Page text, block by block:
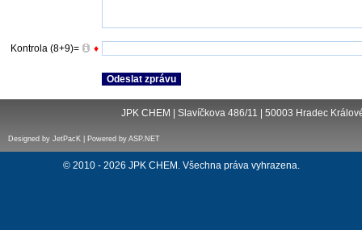
Kontrola (8+9)= ♦
JPK CHEM | Slavíčkova 486/11 | 50003 Hradec
Designed by JetPacK | Powered by ASP.NET
© 2010 - 2026 JPK CHEM. Všechna práva vyhrazena.